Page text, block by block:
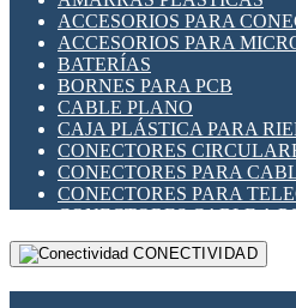
INDICADORES PARA
INTERFACES DE RELÉ
INTERRUPTORES FIN DE
LLAVES CONMUTADORAS
MEDIDORES DE ENERGÍA
MOTORES PASO A PASO
PANTALLAS HMI
PLC -CONTROLADORES
PROGRAMADORES DE
RELÉS DE PROTECCIÓN
SENSORES CAPACITIVOS
ACCESORIOS PARA
ACCESORIOS PARA
BATERÍAS
BORNES PARA PCB
CABLE PLANO
CAJA PLÁSTICA PARA
CONECTORES
CONECTORES PARA
CONECTORES PARA
CONECTORES CABLE A
CONECTORES PCB A
DIP SWITCHESCONECTIVIDAD